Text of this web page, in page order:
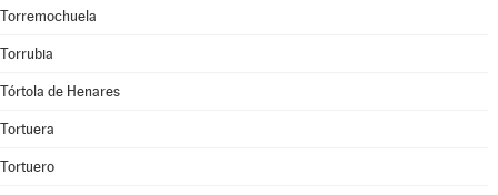
Torremochuela
Torrubia
Tórtola de Henares
Tortuera
Tortuero